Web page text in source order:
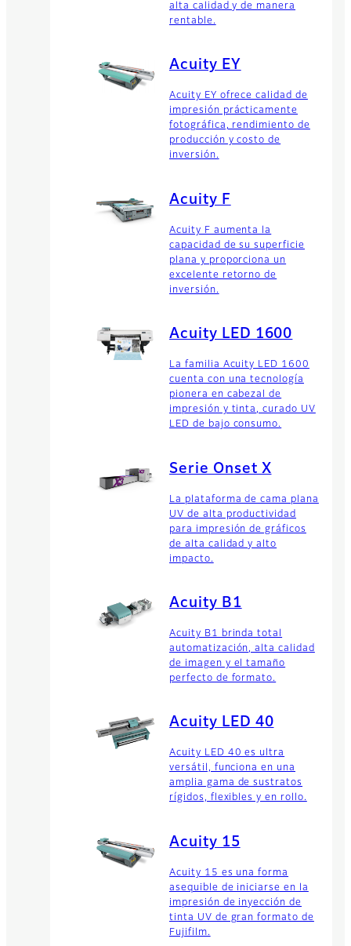
alta calidad y de manera
rentable.
Acuity EY
Acuity EY ofrece calidad de
impresión prácticamente
fotográfica, rendimiento de
producción y costo de
inversión.
Acuity F
Acuity F aumenta la
capacidad de su superficie
plana y proporciona un
excelente retorno de
inversión.
Acuity LED 1600
La familia Acuity LED 1600
cuenta con una tecnología
pionera en cabezal de
impresión y tinta, curado UV
LED de bajo consumo.
Serie Onset X
La plataforma de cama plana
UV de alta productividad
para impresión de gráficos
de alta calidad y alto
impacto.
Acuity B1
Acuity B1 brinda total
automatización, alta calidad
de imagen y el tamaño
perfecto de formato.
Acuity LED 40
Acuity LED 40 es ultra
versátil, funciona en una
amplia gama de sustratos
rígidos, flexibles y en rollo.
Acuity 15
Acuity 15 es una forma
asequible de iniciarse en la
impresión de inyección de
tinta UV de gran formato de
Fujifilm.